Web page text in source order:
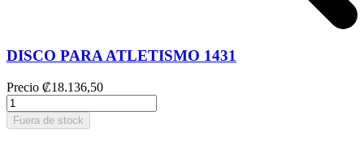
DISCO PARA ATLETISMO 1431
Precio ₡18.136,50
Fuera de stock